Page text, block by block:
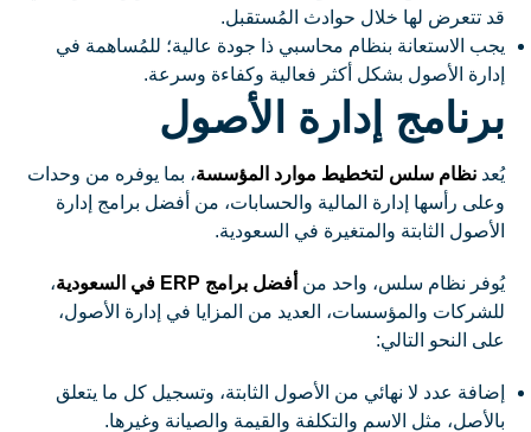
قد تتعرض لها خلال حوادث المُستقبل.
يجب الاستعانة بنظام محاسبي ذا جودة عالية؛ للمُساهمة في
إدارة الأصول بشكل أكثر فعالية وكفاءة وسرعة.
برنامج إدارة الأصول
يُعدنظام سلس لتخطيط موارد المؤسسة، بما يوفره من وحدات
وعلى رأسها إدارة المالية والحسابات، من أفضل برامج إدارة
الأصول الثابتة والمتغيرة في السعودية.
يُوفر نظام سلس، واحد من أفضل برامج ERP في السعودية
،
للشركات والمؤسسات، العديد من المزايا في إدارة الأصول،
على النحو التالي:
إضافة عدد لا نهائي من الأصول الثابتة، وتسجيل كل ما يتعلق
بالأصل، مثل الاسم والتكلفة والقيمة والصيانة وغيرها.